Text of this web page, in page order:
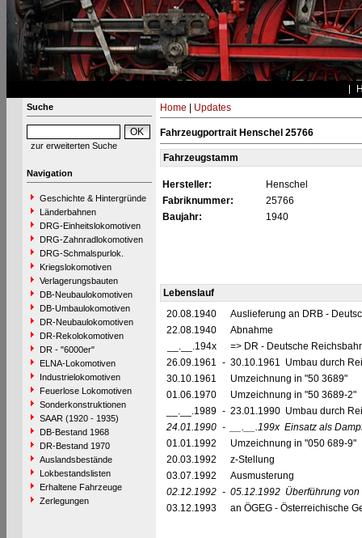
Suche
zur erweiterten Suche
Navigation
Geschichte & Hintergründe
Länderbahnen
DRG-Einheitslokomotiven
DRG-Zahnradlokomotiven
DRG-Schmalspurlok.
Kriegslokomotiven
Verlagerungsbauten
DB-Neubaulokomotiven
DB-Umbaulokomotiven
DR-Neubaulokomotiven
DR-Rekolokomotiven
DR - "6000er"
ELNA-Lokomotiven
Industrielokomotiven
Feuerlose Lokomotiven
Sonderkonstruktionen
SAAR (1920 - 1935)
DB-Bestand 1968
DR-Bestand 1970
Auslandsbestände
Lokbestandslisten
Erhaltene Fahrzeuge
Zerlegungen
Home Updates
Fahrzeugportrait Henschel 25766
Fahrzeugstamm
Hersteller:
Henschel
Fabriknummer:
25766
Baujahr:
1940
Lebenslauf
20.08.1940
Auslieferung an DRB -
22.08.1940
Abnahme
__.__.194x
=> DR - Deutsche
26.09.1961 - 30.10.1961 Umbau durch
30.10.1961
Umzeichnung in "50 3689"
01.06.1970
Umzeichnung in "50 3689-2"
__.__.1989 - 23.01.1990 Umbau durch
24.01.1990 - __.__.199x Einsatz als
01.01.1992
Umzeichnung in "050 689-9"
20.03.1992
z-Stellung
03.07.1992
Ausmusterung
02.12.1992 - 05.12.1992 Überführung
03.12.1993
an ÖGEG - Österreichische